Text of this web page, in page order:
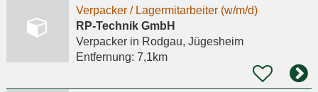
Verpacker / Lagermitarbeiter (w/m/d)
RP-Technik GmbH
Verpackerin Rodgau, Jügesheim
Entfernung: 7,1km